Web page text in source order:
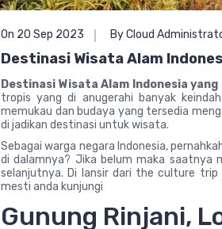
On 20 Sep 2023 By Cloud
Destinasi Wisata Alam
Destinasi Wisata Alam Indonesia yang
tropis yang di anugerahi banyak
memukau dan budaya yang tersedia
di jadikan destinasi untuk wisata.
Sebagai warga negara Indonesia,
di dalamnya? Jika belum maka saatnya
selanjutnya. Di lansir dari the culture
mesti anda kunjungi
Gunung Rinjani,